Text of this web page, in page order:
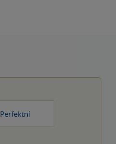
Perfektní